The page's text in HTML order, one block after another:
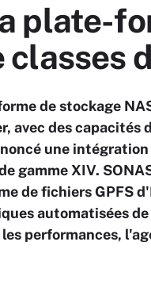
plate-
classes
de stockage
avec des capacités
une
gamme XIV.
de fichiers GPFS
automatisées
performances,